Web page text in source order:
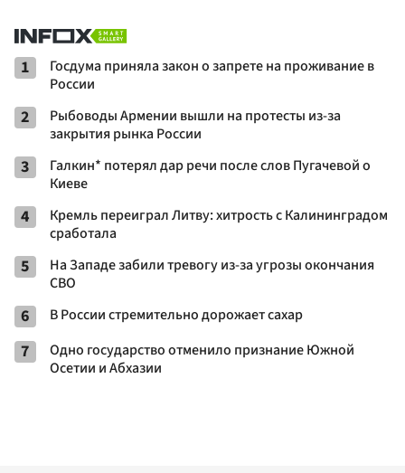
1
Госдума приняла закон о запрете на проживание в
России
2
Рыбоводы Армении вышли на протесты из-за
закрытия рынка России
3
Галкин* потерял дар речи после слов Пугачевой о
Киеве
4
Кремль переиграл Литву: хитрость с Калининградом
сработала
5
На Западе забили тревогу из-за угрозы окончания
СВО
6 В России стремительно дорожает сахар
7
Одно государство отменило признание Южной
Осетии и Абхазии